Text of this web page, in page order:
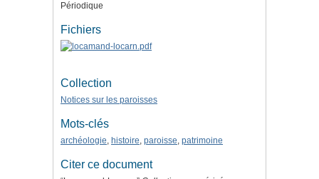
Périodique
Fichiers
Collection
Notices sur les paroisses
Mots-clés
archéologie, histoire, paroisse, patrimoine
Citer ce document